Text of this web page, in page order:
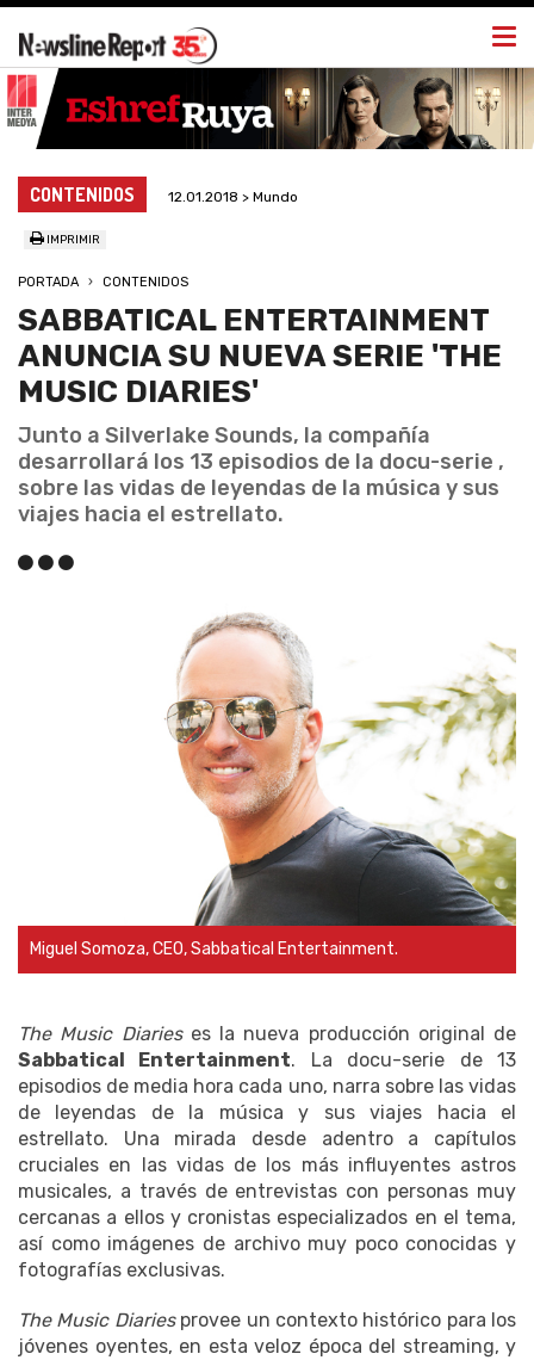
CONTENIDOS 12.01.2018 > Mundo
IMPRIMIR
PORTADA CONTENIDOS
SABBATICAL ENTERTAINMENT
ANUNCIA SU NUEVA SERIE 'THE
MUSIC DIARIES'
Junto a Silverlake Sounds, la compañía
desarrollará los 13 episodios de la docu-serie ,
sobre las vidas de leyendas de la música y sus
viajes hacia el estrellato.
Miguel Somoza, CEO, Sabbatical Entertainment.
The Music Diaries es la nueva producción original de
Sabbatical Entertainment. La docu-serie de 13
episodios de media hora cada uno, narra sobre las vidas
de leyendas de la música y sus viajes hacia el
estrellato. Una mirada desde adentro a capítulos
cruciales en las vidas de los más influyentes astros
musicales, a través de entrevistas con personas muy
cercanas a ellos y cronistas especializados en el tema,
así como imágenes de archivo muy poco conocidas y
fotografías exclusivas.
The Music Diariesprovee un contexto histórico para los
jóvenes oyentes, en esta veloz época del streaming, y